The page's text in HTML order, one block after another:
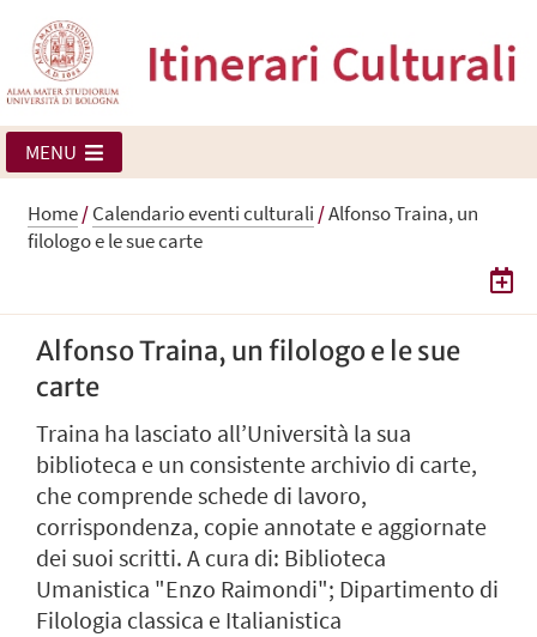
MENU
Home/Calendario eventi culturali /Alfonso Traina, un
filologo e le sue carte
Alfonso Traina, un filologo e le sue
carte
Traina ha lasciato all’Università la sua
biblioteca e un consistente archivio di carte,
che comprende schede di lavoro,
corrispondenza, copie annotate e aggiornate
dei suoi scritti. A cura di: Biblioteca
Umanistica "Enzo Raimondi"; Dipartimento di
Filologia classica e Italianistica